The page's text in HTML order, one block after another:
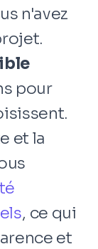
n'avez
pour
et la
, ce qui
et